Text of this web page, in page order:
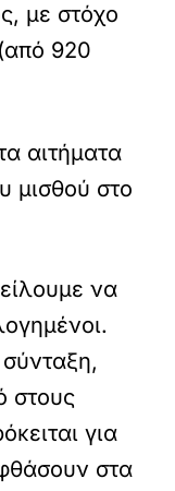
με στόχο
920
αιτήματα
μισθού στο
να
στους
για
στα